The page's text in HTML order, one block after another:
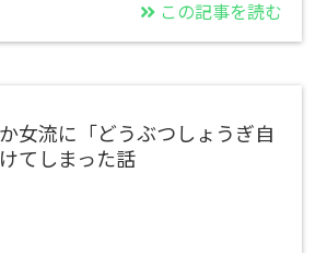
この記事を読む
女流に「どうぶつしょうぎ自
てしまった話